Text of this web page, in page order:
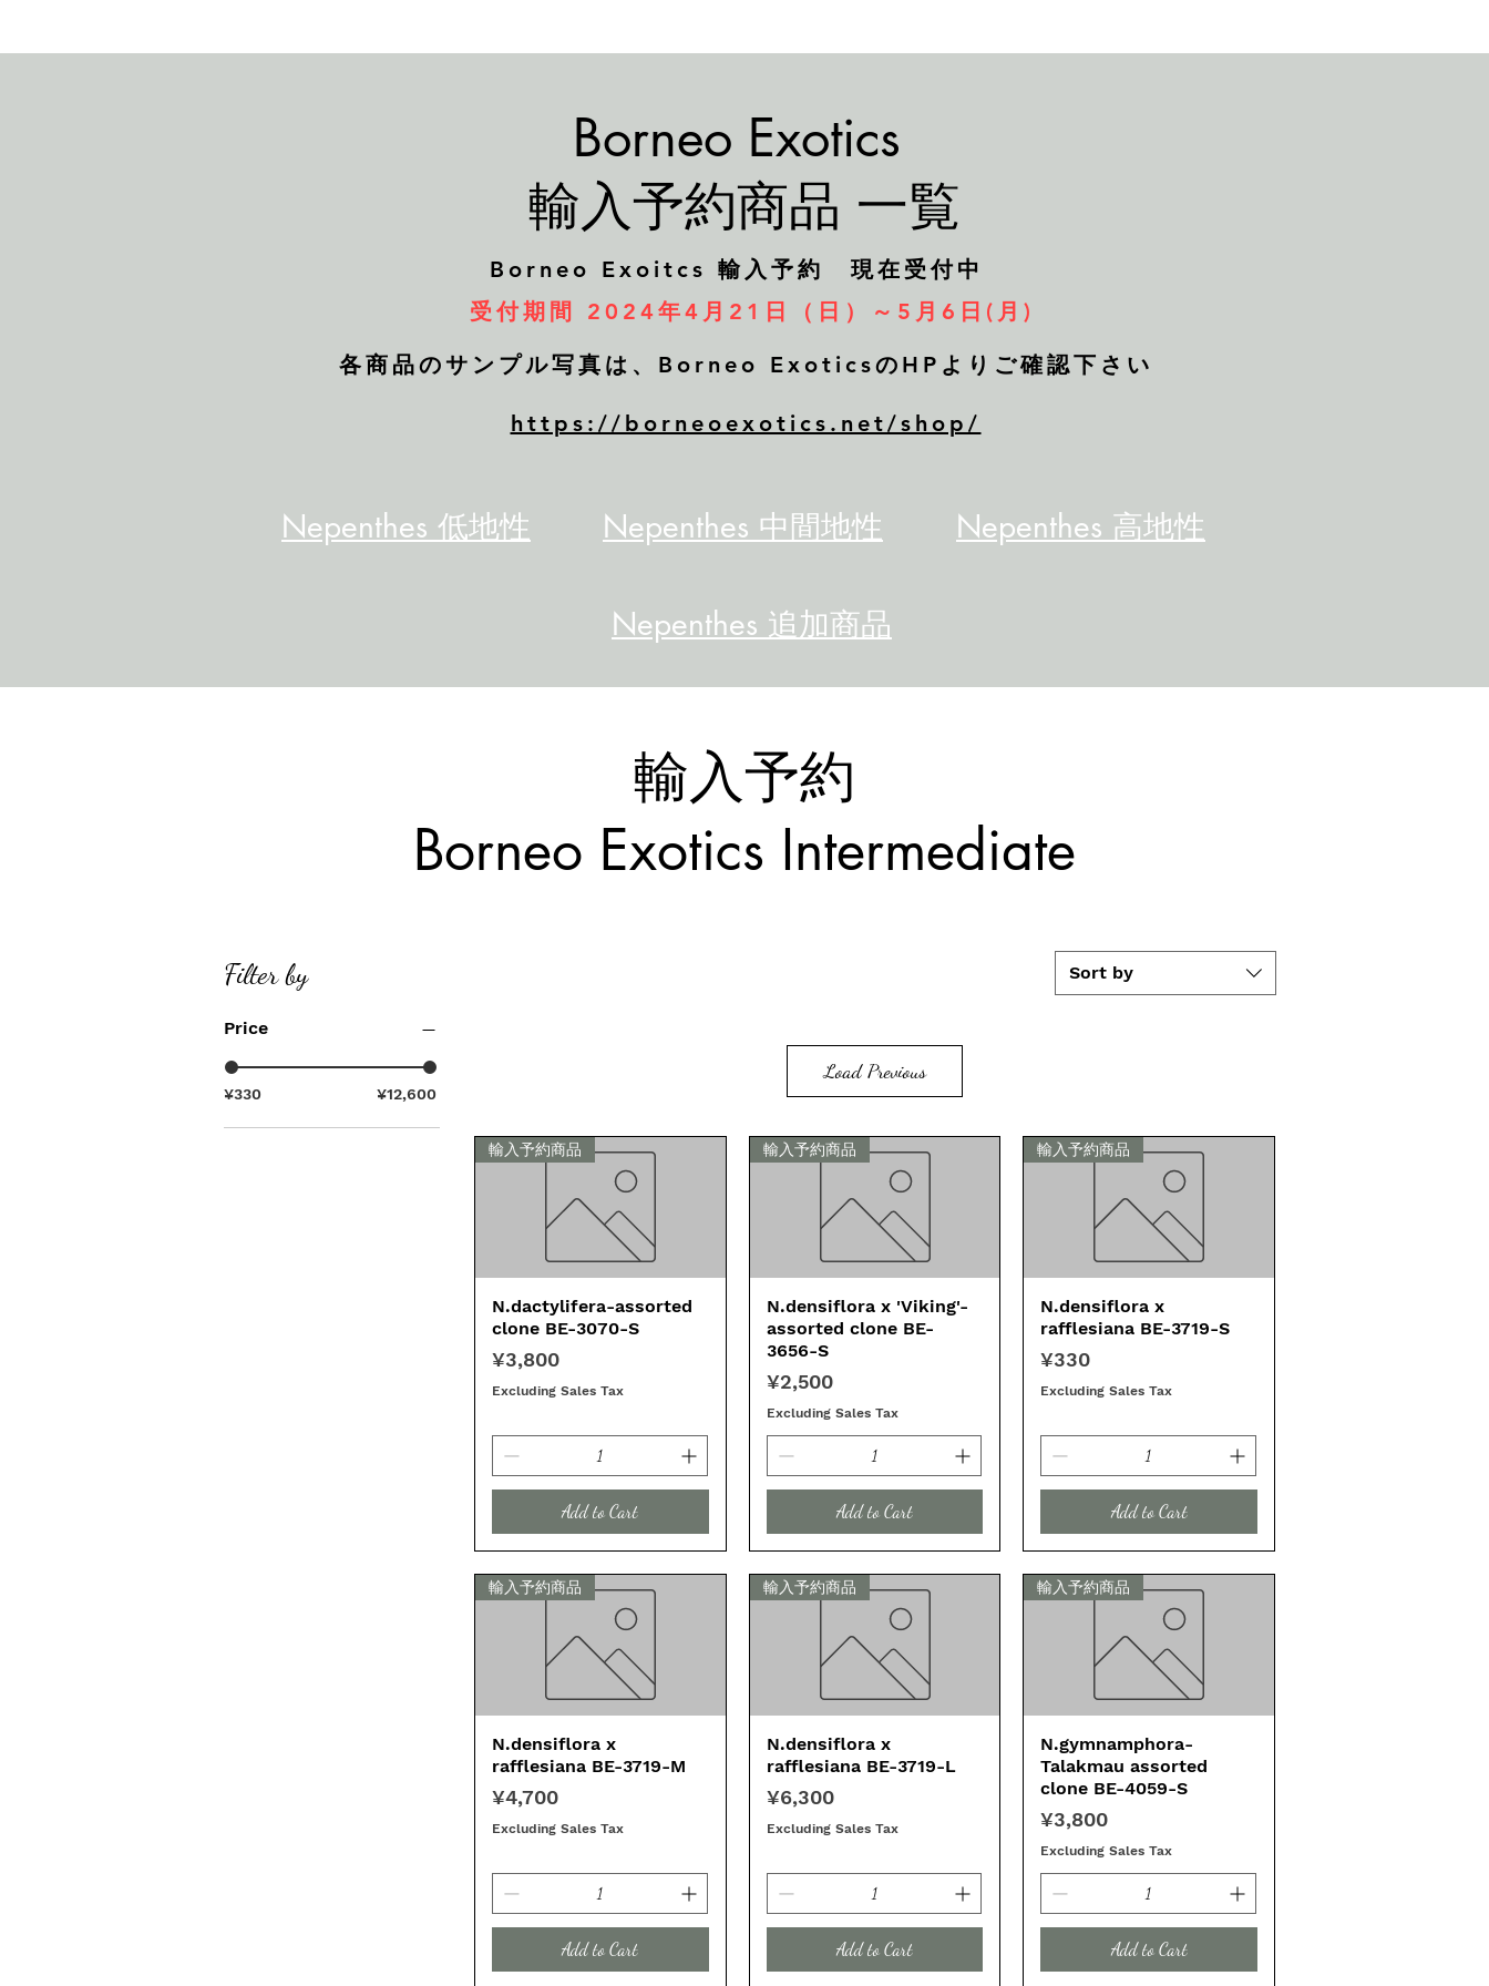
Borneo Exotics
​輸入予約商品 一覧
​Borneo Exoitcs 輸入予約 現在受付中
受付期間 2024年4月21日（日）～5月6日(月)
各商品のサンプル写真は、Borneo ExoticsのHPよりご確認下さい
https://borneoexotics.net/shop/
Nepenthes 低地性 Nepenthes 中間地性 Nepenthes 高地性
Nepenthes 追加商品
輸入予約
Borneo Exotics Intermediate
Filter by
Price
¥330 ¥12,600
Sort by
Load Previous
Quick View
輸入予約商品
N.dactylifera-assorted
clone BE-3070-S
Price
¥3,800
Excluding Sales Tax
Add to Cart
Quick View
輸入予約商品
N.densiflora x 'Viking'-
assorted clone BE-
3656-S
Price
¥2,500
Excluding Sales Tax
Add to Cart
Quick View
輸入予約商品
N.densiflora x
rafflesiana BE-3719-S
Price
¥330
Excluding Sales Tax
Add to Cart
Quick View
輸入予約商品
N.densiflora x
rafflesiana BE-3719-M
Price
¥4,700
Excluding Sales Tax
Add to Cart
Quick View
輸入予約商品
N.densiflora x
rafflesiana BE-3719-L
Price
¥6,300
Excluding Sales Tax
Add to Cart
Quick View
輸入予約商品
N.gymnamphora-
Talakmau assorted
clone BE-4059-S
Price
¥3,800
Excluding Sales Tax
Add to Cart